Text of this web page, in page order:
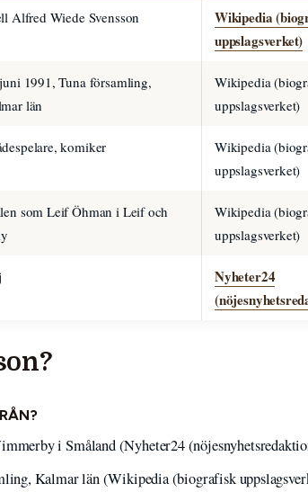
Alfred Wiede Svensson
Wikipedia
uppslagsverket)
1991, Tuna församling,
län
Wikipedia
uppslagsverket)
komiker
Wikipedia
uppslagsverket)
som Leif Öhman i Leif och
Wikipedia
uppslagsverket)
Nyheter24
i Småland (Nyheter24
Kalmar län (Wikipedia (biografisk